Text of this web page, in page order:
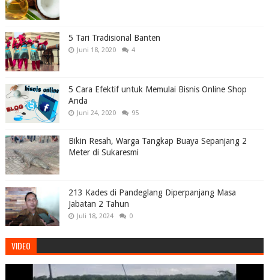
5 Tari Tradisional Banten
Juni 18, 2020 4
5 Cara Efektif untuk Memulai Bisnis Online Shop
Anda
Juni 24, 2020 95
Bikin Resah, Warga Tangkap Buaya Sepanjang 2
Meter di Sukaresmi
213 Kades di Pandeglang Diperpanjang Masa
Jabatan 2 Tahun
Juli 18, 2024 0
VIDEO